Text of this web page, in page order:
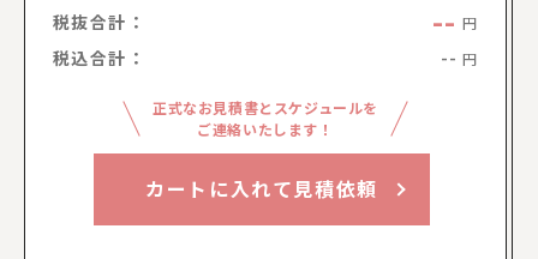
税抜合計： -- 円
税込合計： -- 円
正式なお見積書とスケジュールを
ご連絡いたします！
カートに入れて見積依頼